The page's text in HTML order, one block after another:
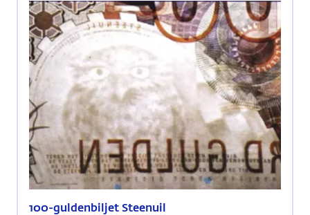
100-guldenbiljet Steenuil